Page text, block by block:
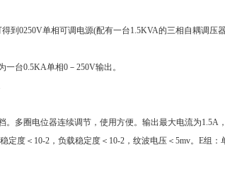
到0250V单相可调电源(配有一台1.5KVA的三相自耦调压
台0.5KA单相0－250V输出。
多圈电位器连续调节，使用方便。输出最大电流为1.5A
度＜10-2，负载稳定度＜10-2，纹波电压＜5mv。E组：